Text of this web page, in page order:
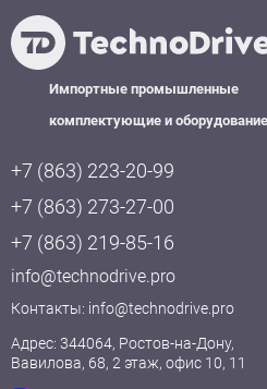
Импортные промышленные
комплектующие и оборудование
+7 (863) 223-20-99
+7 (863) 273-27-00
+7 (863) 219-85-16
info@technodrive.pro
Контакты: info@technodrive.pro
Адрес: 344064, Ростов-на-Дону,
Вавилова, 68, 2 этаж, офис 10, 11